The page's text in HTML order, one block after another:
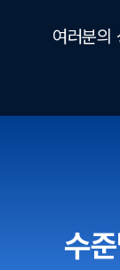
여러분의
수